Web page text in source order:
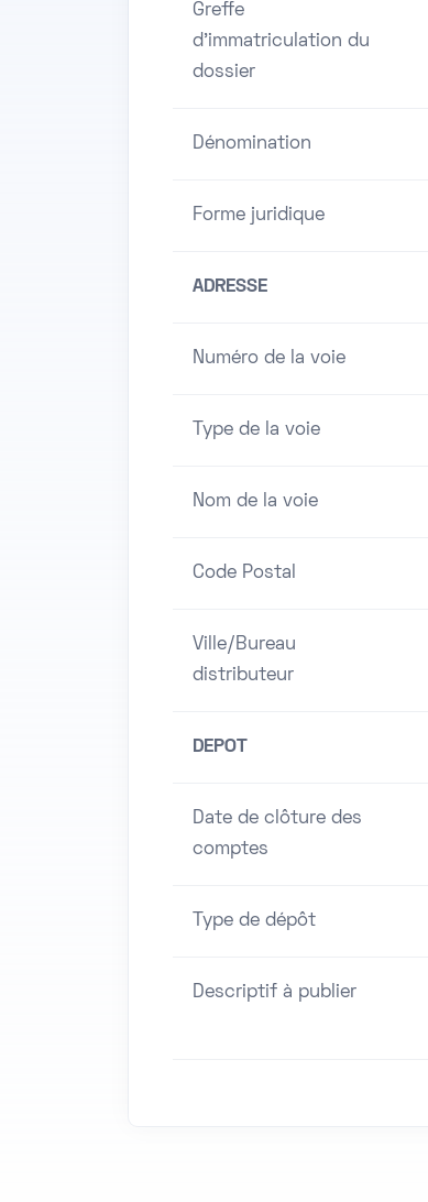
Greffe
d'immatriculation du
dossier
Dénomination
Forme juridique
ADRESSE
Numéro de la voie
Type de la voie
Nom de la voie
Code Postal
Ville/Bureau
distributeur
DEPOT
Date de clôture des
comptes
Type de dépôt
Descriptif à publier